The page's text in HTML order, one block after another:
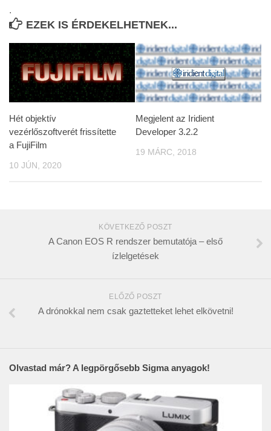
.
EZEK IS ÉRDEKELHETNEK...
Hét objektív
vezérlőszoftverét frissítette
a FujiFilm
10 JÚN, 2020
Megjelent az Iridient
Developer 3.2.2
19 MÁRC, 2018
KÖVETKEZŐ POSZT
A Canon EOS R rendszer bemutatója – első
ízlelgetések
ELŐZŐ POSZT
A drónokkal nem csak gaztetteket lehet elkövetni!
Olvastad már? A legpörgősebb Sigma anyagok!